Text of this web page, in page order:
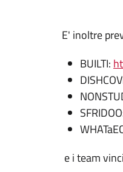
E' inoltre
BUILTI:
e i team